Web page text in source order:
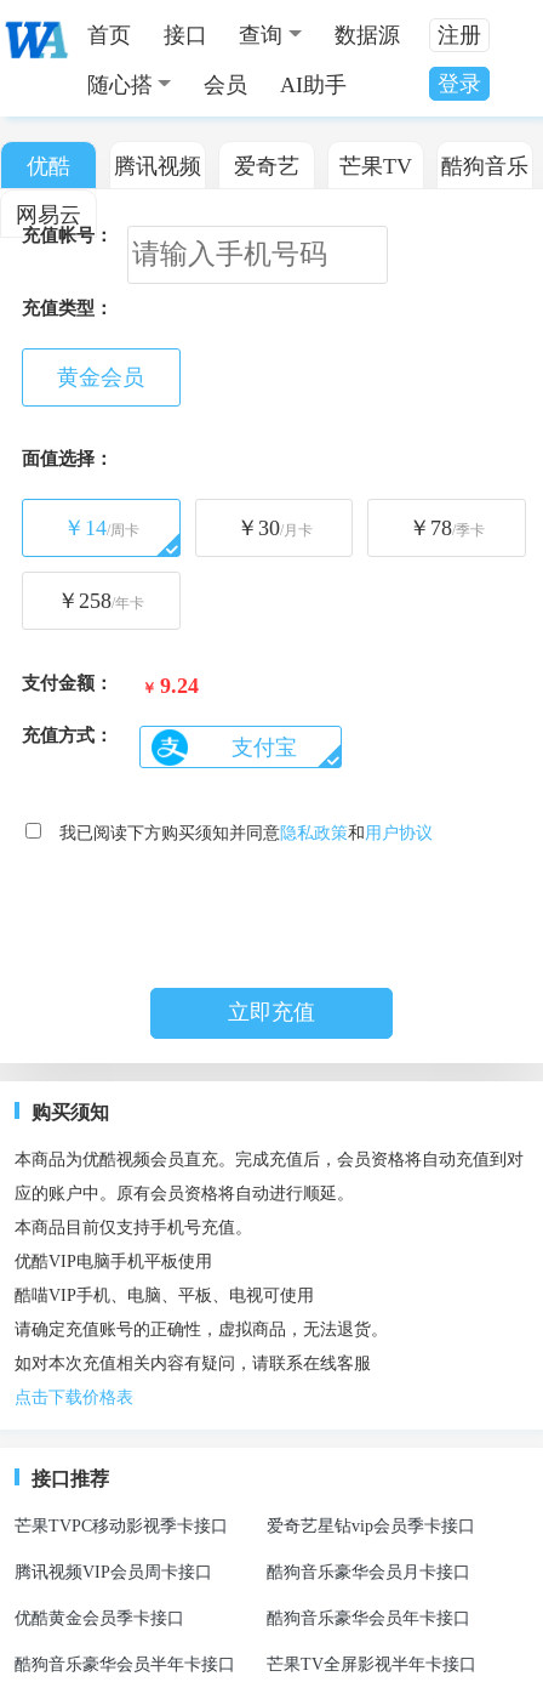
首页 接口 查询 数据源
随心搭 会员 AI助手
注册
登录
优酷 腾讯视频 爱奇艺 芒果TV
酷狗音乐
网易云
充值帐号：
充值类型：
黄金会员
面值选择：
￥ 14/周卡 ￥ 30/月卡 ￥ 78/季卡
￥ 258/年卡
支付金额： ￥ 9.24
充值方式： 支付宝
我已阅读下方购买须知并同意隐私政策和 用户协议
立即充值
购买须知
本商品为优酷视频会员直充。完成充值后，会员资格将自动充值到对
应的账户中。原有会员资格将自动进行顺延。
本商品目前仅支持手机号充值。
优酷VIP电脑手机平板使用
酷喵VIP手机、电脑、平板、电视可使用
请确定充值账号的正确性，虚拟商品，无法退货。
如对本次充值相关内容有疑问，请联系在线客服
点击下载价格表
接口推荐
芒果TVPC移动影视季卡接口 爱奇艺星钻vip会员季卡接口
腾讯视频VIP会员周卡接口 酷狗音乐豪华会员月卡接口
优酷黄金会员季卡接口 酷狗音乐豪华会员年卡接口
酷狗音乐豪华会员半年卡接口 芒果TV全屏影视半年卡接口